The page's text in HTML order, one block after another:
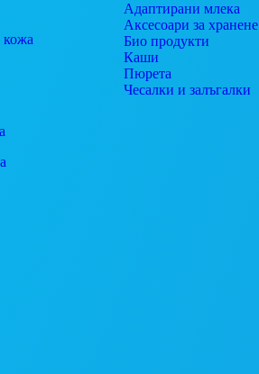
кожа
Адаптирани млека
Аксесоари за хранене
Био продукти
Каши
Пюрета
Чесалки и залъгалки